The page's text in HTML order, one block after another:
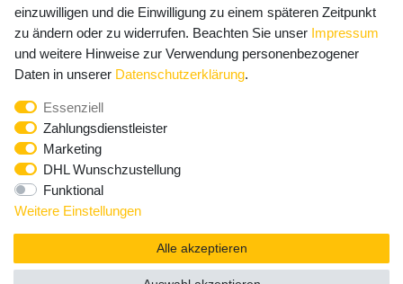
E-MAIL **
Newsletter
Honig
Hiermit bestätige ich, dass ich dieDaten­schutz­erklärung
widerrufen.**
Abonnieren
** Hierbei handelt es sich um ein Pflichtfeld.
einzuwilligen und die Einwilligung zu einem späteren Zeitpunkt
zu ändern oder zu widerrufen. Beachten Sie unser Impressum
und weitere Hinweise zur Verwendung personenbezogener
Daten in unserer Daten­schutz­erklärung.
Essenziell
Zahlungsdienstleister
Marketing
DHL Wunschzustellung
Funktional
Weitere Einstellungen
Alle akzeptieren